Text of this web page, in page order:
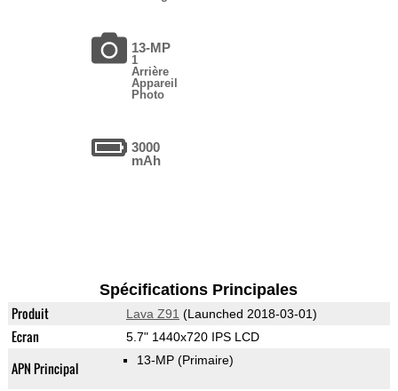
13-MP
1
Arrière
Appareil
Photo
3000
mAh
Spécifications Principales
Produit Lava Z91 (Launched 2018-03-01)
Ecran 5.7" 1440x720 IPS LCD
APN Principal 13-MP (Primaire)